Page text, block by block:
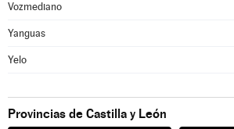
Vozmediano
Yanguas
Yelo
Provincias de Castilla y León